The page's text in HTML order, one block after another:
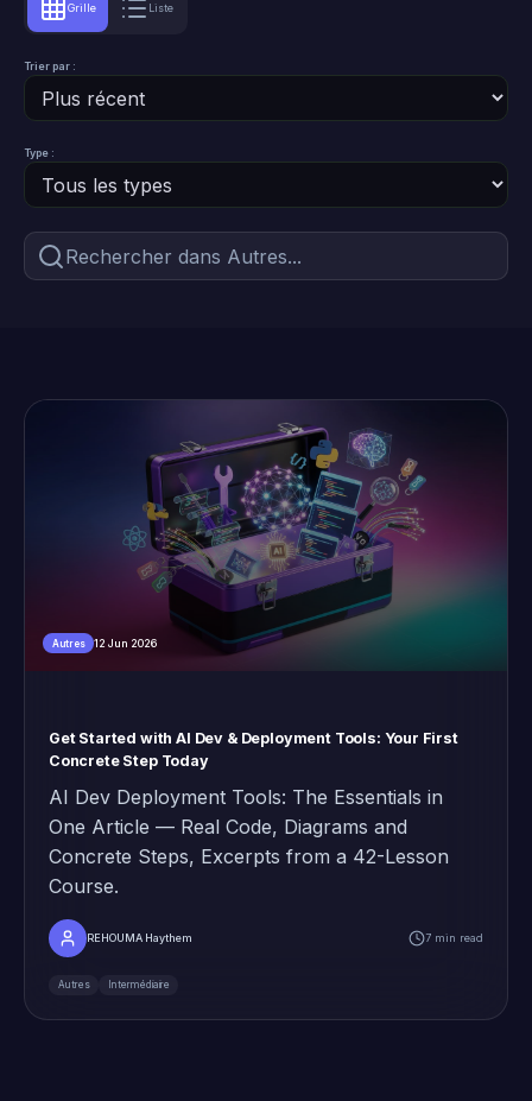
Grille Liste
Trier par :
Type :
Autres 12 Jun 2026
Get Started with AI Dev & Deployment Tools: Your First
Concrete Step Today
AI Dev Deployment Tools: The Essentials in
One Article — Real Code, Diagrams and
Concrete Steps, Excerpts from a 42-Lesson
Course.
REHOUMA Haythem 7 min read
Autres Intermédiaire